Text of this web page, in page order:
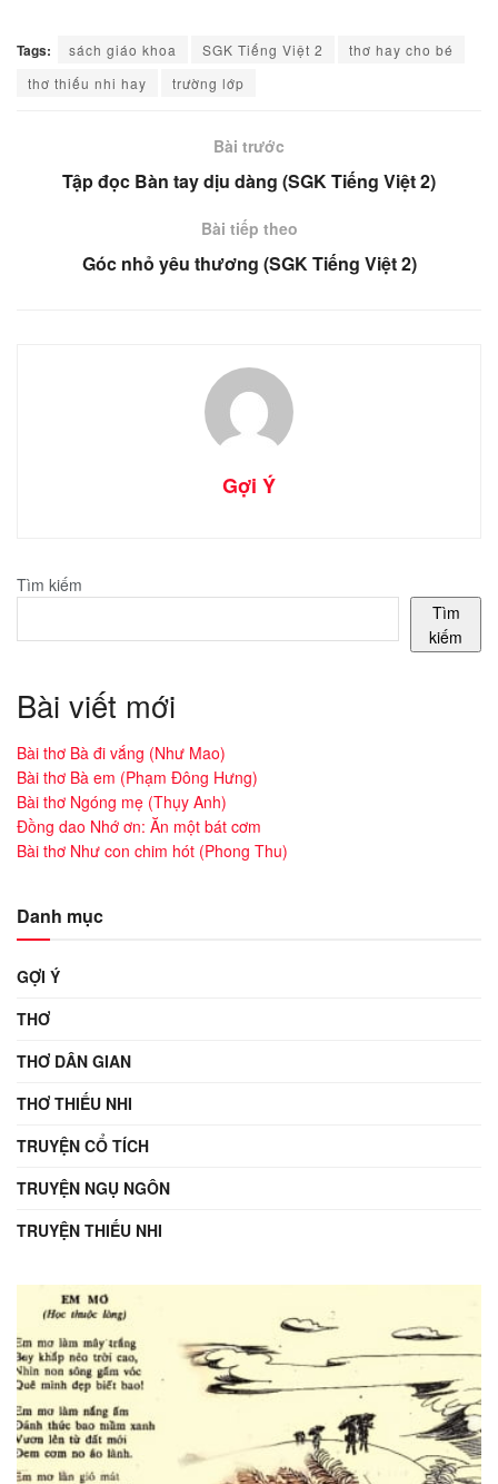
Tags: sách giáo khoa SGK Tiếng Việt 2
thơ hay cho bé
thơ thiếu nhi hay
trường lớp
Bài trước
Tập đọc Bàn tay dịu dàng (SGK Tiếng Việt 2)
Bài tiếp theo
Góc nhỏ yêu thương (SGK Tiếng Việt 2)
Gợi Ý
Tìm kiếm
Tìm
kiếm
Bài viết mới
Bài thơ Bà đi vắng (Như Mao)
Bài thơ Bà em (Phạm Đông Hưng)
Bài thơ Ngóng mẹ (Thụy Anh)
Đồng dao Nhớ ơn: Ăn một bát cơm
Bài thơ Như con chim hót (Phong Thu)
Danh mục
GỢI Ý
THƠ
THƠ DÂN GIAN
THƠ THIẾU NHI
TRUYỆN CỔ TÍCH
TRUYỆN NGỤ NGÔN
TRUYỆN THIẾU NHI